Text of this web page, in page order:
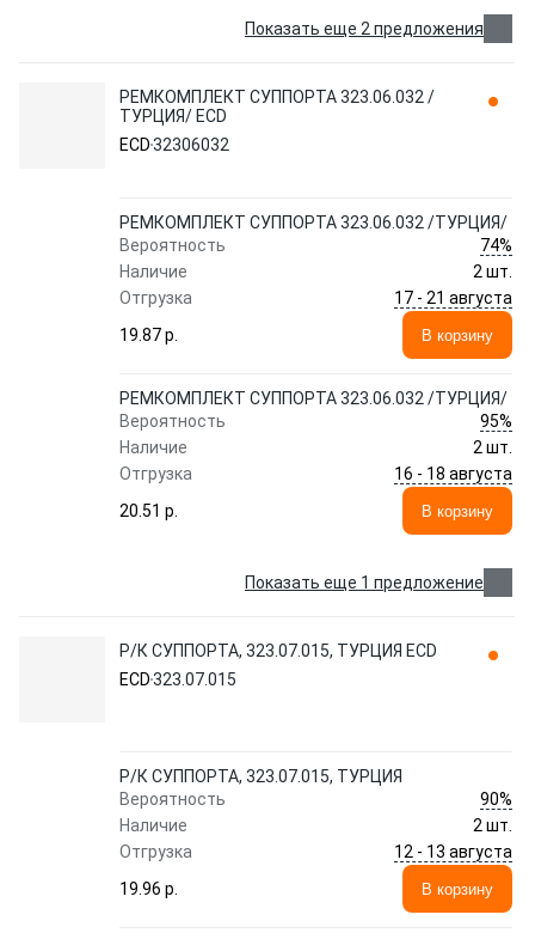
Показать еще 2 предложения
РЕМКОМПЛЕКТ СУППОРТА 323.06.032 /
ТУРЦИЯ/ ECD
ECD32306032
РЕМКОМПЛЕКТ СУППОРТА 323.06.032 /ТУРЦИЯ/
Вероятность
74%
Наличие
2 шт.
Отгрузка
17 - 21 августа
19.87 p.
В корзину
РЕМКОМПЛЕКТ СУППОРТА 323.06.032 /ТУРЦИЯ/
Вероятность
95%
Наличие
2 шт.
Отгрузка
16 - 18 августа
20.51 p.
В корзину
Показать еще 1 предложение
Р/К СУППОРТА, 323.07.015, ТУРЦИЯ ECD
ECD323.07.015
Р/К СУППОРТА, 323.07.015, ТУРЦИЯ
Вероятность
90%
Наличие
2 шт.
Отгрузка
12 - 13 августа
19.96 p.
В корзину